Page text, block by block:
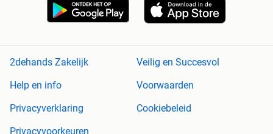
2dehands Zakelijk
Veilig en Succesvol
Help en info
Voorwaarden
Privacyverklaring
Cookiebeleid
Privacyvoorkeuren